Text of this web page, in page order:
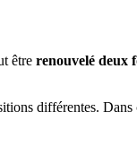
être renouvelé deux
différentes.